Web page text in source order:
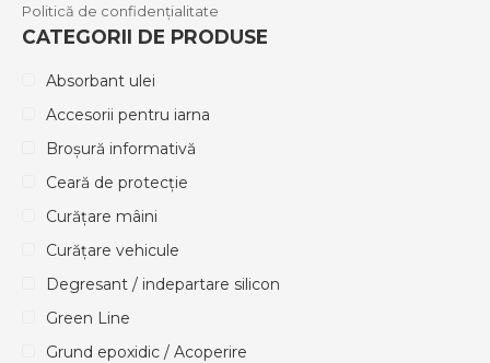
Politică de confidențialitate
CATEGORII DE PRODUSE
Absorbant ulei
Accesorii pentru iarna
Broșură informativă
Ceară de protecție
Curățare mâini
Curățare vehicule
Degresant / indepartare silicon
Green Line
Grund epoxidic / Acoperire